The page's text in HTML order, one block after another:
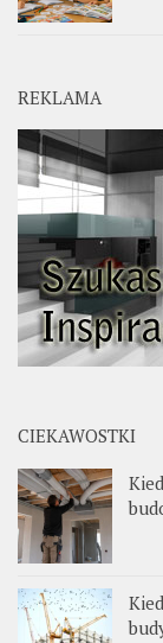
REKLAMA
CIEKAWOSTKI